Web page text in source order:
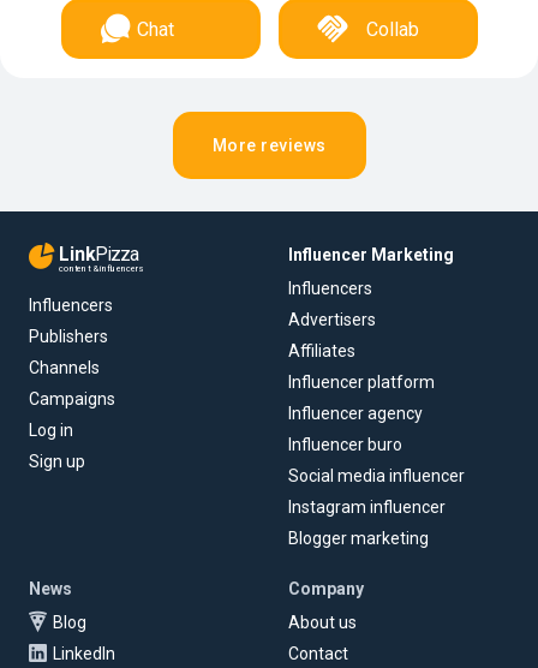
Chat Collab
More reviews
LinkPizza
content & influencers
Influencers
Publishers
Channels
Campaigns
Log in
Sign up
Influencer Marketing
Influencers
Advertisers
Affiliates
Influencer platform
Influencer agency
Influencer buro
Social media influencer
Instagram influencer
Blogger marketing
News
Blog
LinkedIn
Company
About us
Contact